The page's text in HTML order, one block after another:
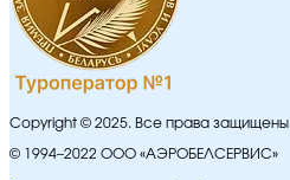
Copyright © 2025. Все права защищены
© 1994–2022 ООО «АЭРОБЕЛСЕРВИС»